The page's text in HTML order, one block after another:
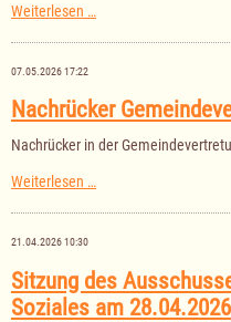
Weiterlesen …
Gemeindevertretung
04.06.2026
07.05.2026 17:22
Nachrücker
Nachrücker in der
Weiterlesen …Nachrücker
Bäk
21.04.2026 10:30
Sitzung des
Soziales am 28.04.2026